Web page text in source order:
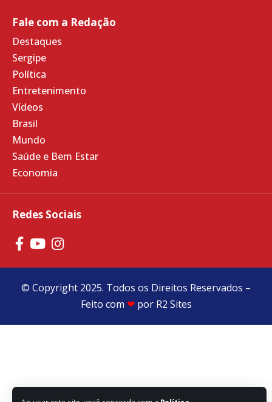
Redes Sociais
Fale com a Redação
Destaques
Sergipe
Política
Entretenimento
Vídeos
Brasil
Mundo
Saúde e Bem Estar
Economia
© Copyright 2025. Todos os Direitos Reservados –
Feito com ❤ por R2 Sites